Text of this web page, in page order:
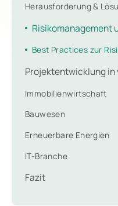
Herausforderung &
Risikomanagement
Best Practices zur
Projektentwicklung
Immobilienwirtschaft
Bauwesen
Erneuerbare Energien
IT-Branche
Fazit